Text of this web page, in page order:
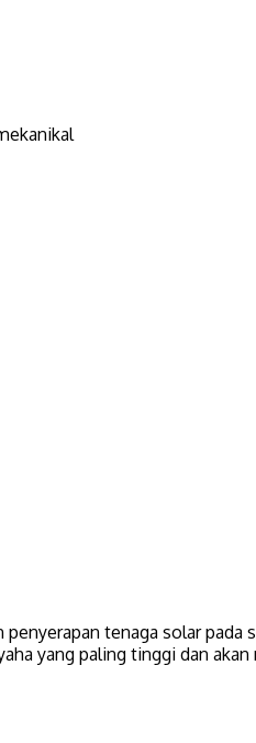
tenaga solar
yang paling tinggi dan